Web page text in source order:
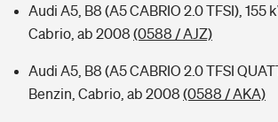
Audi A5, B8 (A5 CABRIO 2.0 TFSI), 155
Cabrio, ab 2008 (0588 / AJZ)
Audi A5, B8 (A5 CABRIO 2.0 TFSI
Benzin, Cabrio, ab 2008 (0588 / AKA)